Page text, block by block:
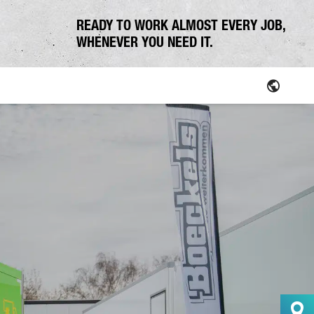
READY TO WORK ALMOST EVERY JOB,
WHENEVER YOU NEED IT.